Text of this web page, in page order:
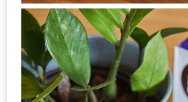
รอย
น้า
อ้วน
ชวน
หิว